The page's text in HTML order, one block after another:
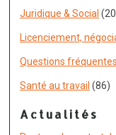
Juridique & Social
Licenciement,
Questions fréquentes
Santé au travail (86)
Actualités